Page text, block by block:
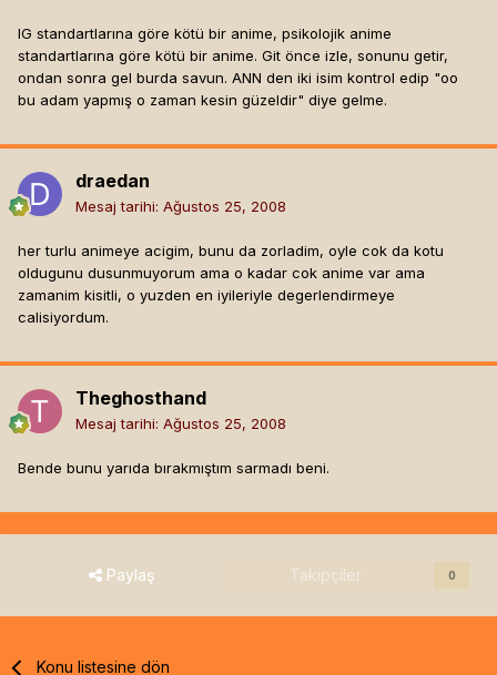
IG standartlarına göre kötü bir anime, psikolojik anime
standartlarına göre kötü bir anime. Git önce izle, sonunu getir,
ondan sonra gel burda savun. ANN den iki isim kontrol edip "oo
bu adam yapmış o zaman kesin güzeldir" diye gelme.
draedan
Mesaj tarihi: Ağustos 25, 2008
her turlu animeye acigim, bunu da zorladim, oyle cok da kotu
oldugunu dusunmuyorum ama o kadar cok anime var ama
zamanim kisitli, o yuzden en iyileriyle degerlendirmeye
calisiyordum.
Theghosthand
Mesaj tarihi: Ağustos 25, 2008
Bende bunu yarıda bırakmıştım sarmadı beni.
Paylaş Takipçiler 0
Konu listesine dön